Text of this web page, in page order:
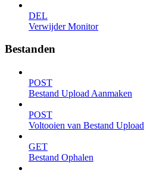
DEL
Verwijder Monitor
Bestanden
POST
Bestand Upload Aanmaken
POST
Voltooien van Bestand Upload
GET
Bestand Ophalen